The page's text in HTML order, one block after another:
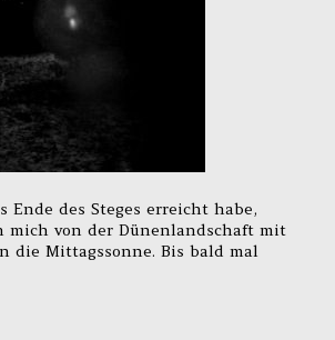
Ende des Steges erreicht habe,
mich von der Dünenlandschaft mit
die Mittagssonne. Bis bald mal